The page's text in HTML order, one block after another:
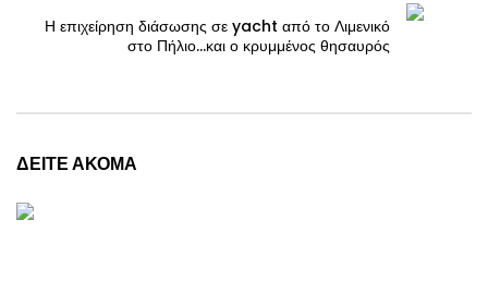
Η επιχείρηση διάσωσης σε yacht από το Λιμενικό
στο Πήλιο…και ο κρυμμένος θησαυρός
ΔΕΙΤΕ ΑΚΟΜΑ